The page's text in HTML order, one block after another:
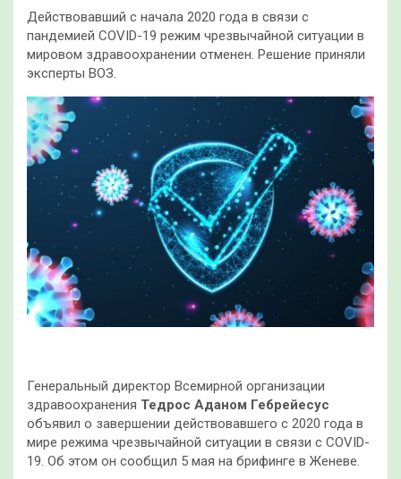
Действовавший с начала 2020 года в связи с
пандемией COVID-19 режим чрезвычайной ситуации в
мировом здравоохранении отменен. Решение приняли
эксперты ВОЗ.
Генеральный директор Всемирной организации
здравоохранения Тедрос Аданом Гебрейесус
объявил о завершении действовавшего с 2020 года в
мире режима чрезвычайной ситуации в связи с COVID-
19. Об этом он сообщил 5 мая на брифинге в Женеве.